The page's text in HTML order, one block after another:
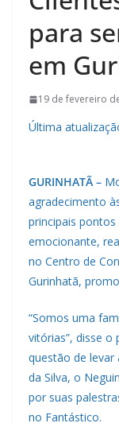
para
em
19 de fevereiro
Última
GURINHATÃ –
agradecimento
principais
emocionante,
no Centro de
Gurinhatã,
“Somos uma
vitórias”, disse o
questão de
da Silva, o
por suas
no Fantástico.